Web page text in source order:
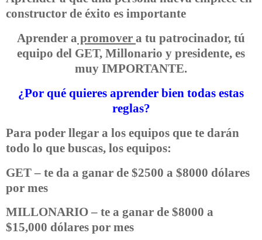
constructor de éxito es importante
Aprender a promover a tu patrocinador, tú
equipo del GET, Millonario y presidente, es
muy IMPORTANTE.
¿Por qué quieres aprender bien todas estas
reglas?
Para poder llegar a los equipos que te darán
todo lo que buscas, los equipos:
GET – te da a ganar de $2500 a $8000 dólares
por mes
MILLONARIO – te a ganar de $8000 a
$15,000 dólares por mes